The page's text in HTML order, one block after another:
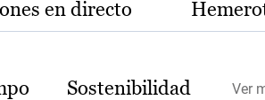
en directo
Sostenibilidad Ver